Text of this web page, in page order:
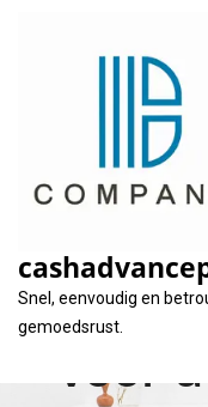
Snel, eenvoudig en
gemoedsrust.
500
voor